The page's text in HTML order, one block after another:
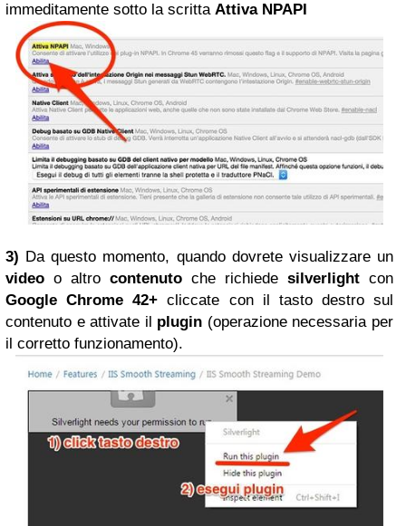
immeditamente sotto la scritta Attiva NPAPI
3) Da questo momento, quando dovrete visualizzare un
video o altro contenuto che richiede silverlight con
Google Chrome 42+ cliccate con il tasto destro sul
contenuto e attivate il plugin (operazione necessaria per
il corretto funzionamento).